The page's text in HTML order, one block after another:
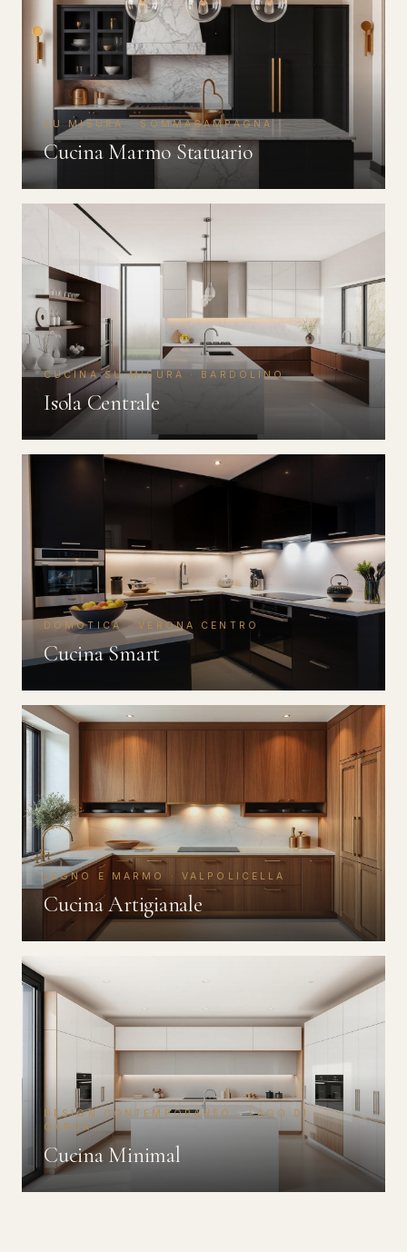
SU MISURA · SOMMACAMPAGNA
Cucina Marmo Statuario
CUCINA SU MISURA · BARDOLINO
Isola Centrale
DOMOTICA · VERONA CENTRO
Cucina Smart
LEGNO E MARMO · VALPOLICELLA
Cucina Artigianale
DESIGN CONTEMPORANEO · LAGO DI
GARDA
Cucina Minimal